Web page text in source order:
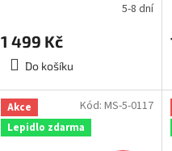
375x250cm, MS-5-0091
5-8 dní
1 499 Kč
Do košíku
Akce
Lepidlo zdarma
Kód:MS-5-0117